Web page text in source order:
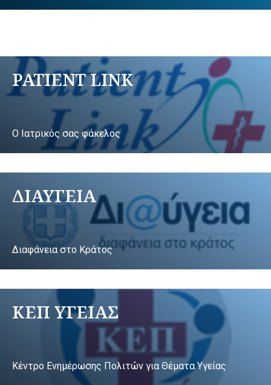
PATIENT LINK
Ο Ιατρικός σας φάκελος
ΔΙΑΥΓΕΙΑ
Διαφάνεια στο Κράτος
ΚΕΠ ΥΓΕΙΑΣ
Κέντρο Ενημέρωσης Πολιτών για Θέματα Υγείας